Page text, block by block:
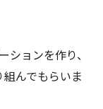
ションを作り、
んでもらいま